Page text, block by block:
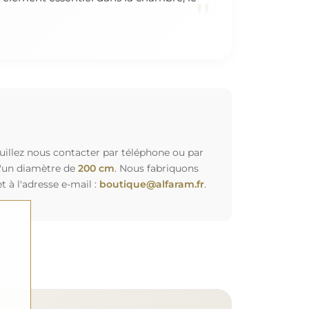
nous contacter par téléphone ou par
diamètre de 200 cm. Nous fabriquons
à l'adresse e-mail : boutique@alfaram.fr.